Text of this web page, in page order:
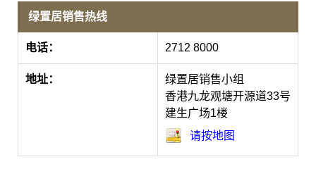
绿置居销售热线
电话： 2712 8000
地址：
绿置居销售小组
香港九龙观塘开源道33号
建生广场1楼
请按地图